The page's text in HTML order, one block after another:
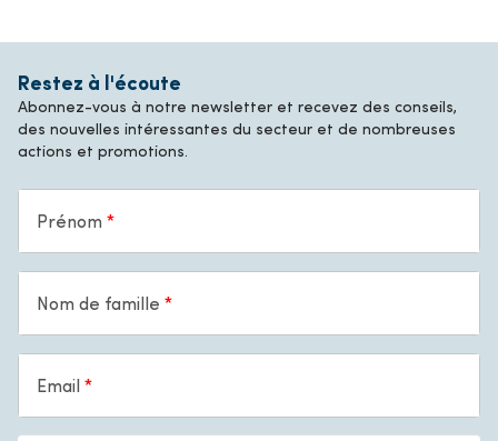
Restez à l'écoute
Abonnez-vous à notre newsletter et recevez des conseils,
des nouvelles intéressantes du secteur et de nombreuses
actions et promotions.
Prénom
Nom de famille
Email